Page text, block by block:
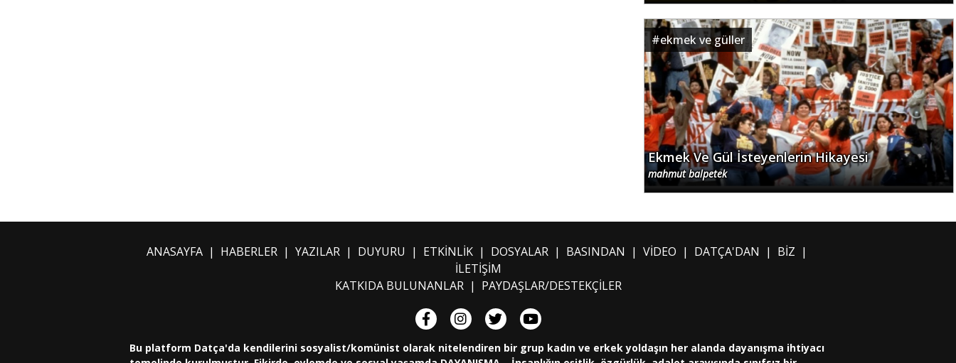
#ekmek ve güller
Ekmek Ve Gül İsteyenlerin Hikayesi
mahmut balpetek
ANASAYFA| HABERLER| YAZILAR| DUYURU | ETKİNLİK| DOSYALAR| BASINDAN | VİDEO | DATÇA'DAN | BİZ |
İLETİŞİM
KATKIDA BULUNANLAR| PAYDAŞLAR/DESTEKÇİLER
Bu platform Datça'da kendilerini sosyalist/komünist olarak nitelendiren bir grup kadın ve erkek yoldaşın her alanda dayanışma ihtiyacı